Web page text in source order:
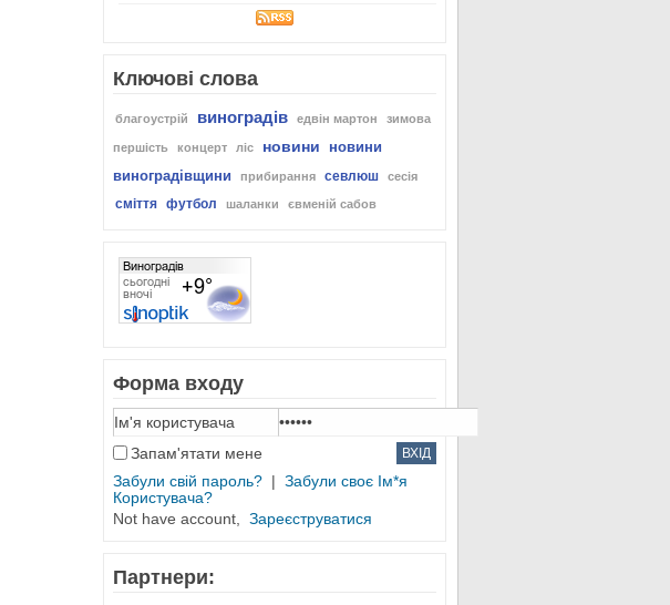
Ключові слова
благоустрій виноградів едвін мартон зимова
першість концерт ліс новини
новини
виноградівщини
прибирання севлюш сесія
сміття футбол шаланки євменій сабов
Форма входу
Запам'ятати мене
Забули свій пароль? | Забули своє Ім*я
Користувача?
Not have account, Зареєструватися
Партнери: